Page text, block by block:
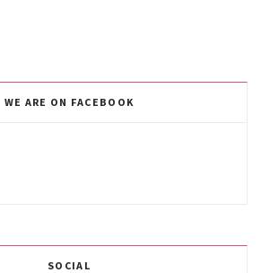
WE ARE ON FACEBOOK
SOCIAL